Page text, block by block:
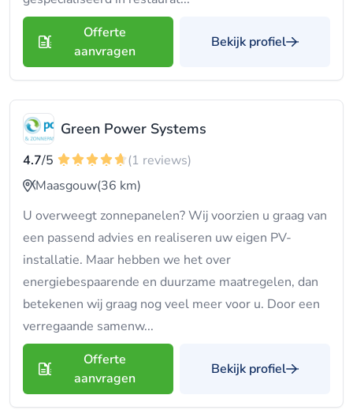
Offerte
aanvragen
Bekijk profiel
Green Power Systems
4.7/5
(1 reviews)
Maasgouw(36 km)
U overweegt zonnepanelen? Wij voorzien u graag van
een passend advies en realiseren uw eigen PV-
installatie. Maar hebben we het over
energiebespaarende en duurzame maatregelen, dan
betekenen wij graag nog veel meer voor u. Door een
verregaande samenw...
Offerte
aanvragen
Bekijk profiel